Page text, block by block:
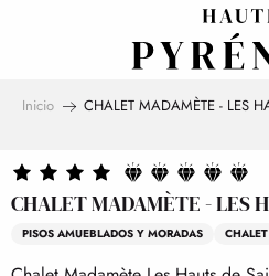
Inicio CHALET MADAMÈTE - LES
CHALET MADAMÈTE - LES
PISOS AMUEBLADOS Y MORADAS CHALET